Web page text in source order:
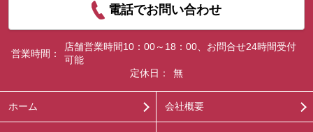
電話でお問い合わせ
営業時間：
店舗営業時間10：00～18：00、お問合せ24時間受付
可能
定休日：
無
ホーム 会社概要